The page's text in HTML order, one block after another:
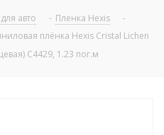
авто - Пленка Hexis
-
плёнка Hexis Cristal Lichen
C4429, 1.23 пог.м